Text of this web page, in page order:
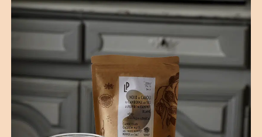
(30 avis)